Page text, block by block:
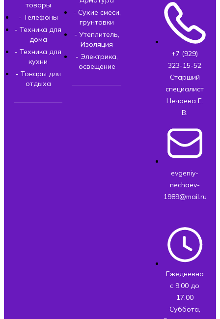
товары
- Телефоны
- Техника для
дома
- Техника для
кухни
- Товары для
отдыха
- Сухие смеси,
грунтовки
- Утеплитель,
Изоляция
- Электрика,
освещение
+7 (929)
323-15-52
Старший
специалист
Нечаева Е.
В.
evgeniy-
nechaev-
1989@mail.ru
Ежедневно
с 9.00 до
17.00
Суббота,